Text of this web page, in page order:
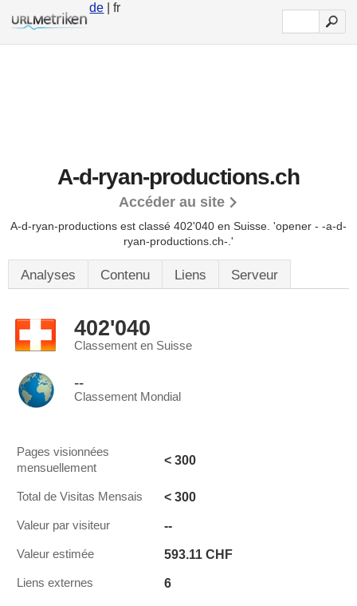
de | fr
A-d-ryan-productions.ch
Accéder au site
A-d-ryan-productions est classé 402'040 en Suisse. 'opener - -a-d-
ryan-productions.ch-.'
Analyses Contenu Liens Serveur
402'040
Classement en Suisse
--
Classement Mondial
Pages visionnées
mensuellement
< 300
Total de Visitas Mensais < 300
Valeur par visiteur --
Valeur estimée 593.11 CHF
Liens externes 6